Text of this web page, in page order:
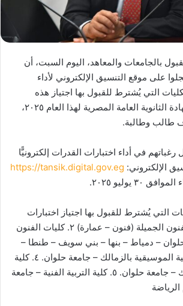
بالجامعات والمعاهد، اليوم السبت، أن
على موقع التنسيق الإلكتروني لأداء
التي يُشترط للقبول بها اجتياز هذه
الاختبارات لطلاب شهادة الثانوية العامة المصرية لهذا العام ٢٠٢٥،
في أداء اختبارات القدرات إلكترونيًّا
الإلكتروني: https://tansik.digital.gov.eg
يوليو ٢٠٢٥.
التي يُشترط للقبول بها اجتياز اختبارات
القدرات: ١. كليات الفنون الجميلة (فنون – عمارة) ٢. كليات الفنون
– دمياط – بنها – بني سويف – طنطا –
دمنهور). ٣. كلية التربية الموسيقية بالزمالك – جامعة حلوان. ٤. كلية
التربية الفنية بالزمالك – جامعة حلوان. ٥. كلية التربية الفنية – جامعة